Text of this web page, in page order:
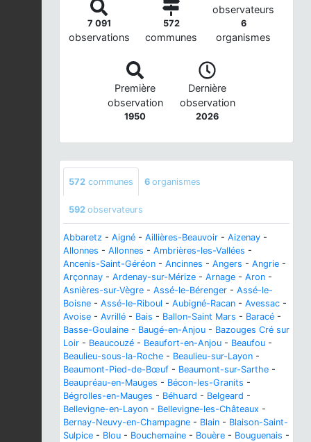
7 091
observations
572
communes
observateurs
6
organismes
Première
observation
1950
Dernière
observation
2026
572 communes 6 organismes
592 observateurs
Abbaretz - Aigné - Aillières-Beauvoir - Aizenay -
Allonnes - Allonnes - Ambrières-les-Vallées -
Ancenis-Saint-Géréon - Ancinnes - Angers - Angrie -
Arçonnay - Ardenay-sur-Mérize - Arnage - Aron -
Asnières-sur-Vègre - Assé-le-Bérenger - Assé-le-
Boisne - Assé-le-Riboul - Aubigné-Racan - Avessac -
Avoise - Avrillé - Bais - Ballon-Saint Mars - Baracé -
Basse-Goulaine - Baugé-en-Anjou - Bazouges Cré sur
Loir - Beaucouzé - Beaufort-en-Anjou - Beaufou -
Beaulieu-sous-la-Roche - Beaulieu-sur-Layon -
Beaumont-Pied-de-Bœuf - Beaumont-sur-Sarthe -
Beaupréau-en-Mauges - Bécon-les-Granits -
Bégrolles-en-Mauges - Béhuard - Belgeard -
Bellevigne-en-Layon - Bellevigne-les-Châteaux -
Bernay-Neuvy-en-Champagne - Blain - Blaison-Saint-
Sulpice - Blou - Bouchemaine - Bouère - Bouguenais -